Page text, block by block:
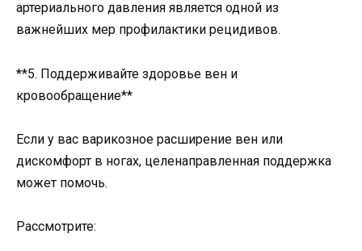
артериального давления является одной из
важнейших мер профилактики рецидивов.
**5. Поддерживайте здоровье вен и
кровообращение**
Если у вас варикозное расширение вен или
дискомфорт в ногах, целенаправленная поддержка
может помочь.
Рассмотрите: